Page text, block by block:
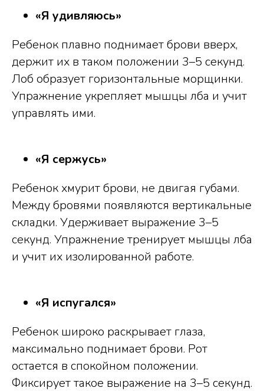
«Я удивляюсь»
Ребенок плавно поднимает брови вверх,
держит их в таком положении 3–5 секунд.
Лоб образует горизонтальные морщинки.
Упражнение укрепляет мышцы лба и учит
управлять ими.
«Я сержусь»
Ребенок хмурит брови, не двигая губами.
Между бровями появляются вертикальные
складки. Удерживает выражение 3–5
секунд. Упражнение тренирует мышцы лба
и учит их изолированной работе.
«Я испугался»
Ребенок широко раскрывает глаза,
максимально поднимает брови. Рот
остается в спокойном положении.
Фиксирует такое выражение на 3–5 секунд.